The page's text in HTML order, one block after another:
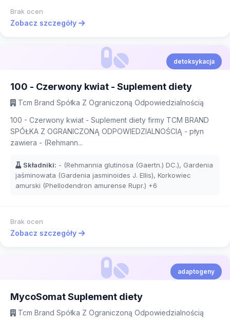
Brak ocen
Zobacz szczegóły
detoksykacja
100 - Czerwony kwiat - Suplement diety
Tcm Brand Spółka Z Ograniczoną Odpowiedzialnością
100 - Czerwony kwiat - Suplement diety firmy TCM BRAND
SPÓŁKA Z OGRANICZONĄ ODPOWIEDZIALNOŚCIĄ - płyn
zawiera - (Rehmann...
Składniki: - (Rehmannia glutinosa (Gaertn.) DC.), Gardenia
jaśminowata (Gardenia jasminoides J. Ellis), Korkowiec
amurski (Phellodendron amurense Rupr.) +6
Brak ocen
Zobacz szczegóły
adaptogeny
MycoSomat Suplement diety
Tcm Brand Spółka Z Ograniczoną Odpowiedzialnością